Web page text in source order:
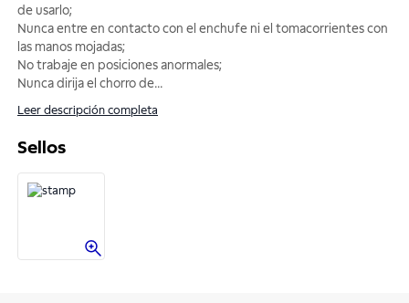
de usarlo;
Nunca entre en contacto con el enchufe ni el tomacorrientes con
las manos mojadas;
No trabaje en posiciones anormales;
Nunca dirija el chorro de...
Leer descripción completa
Sellos